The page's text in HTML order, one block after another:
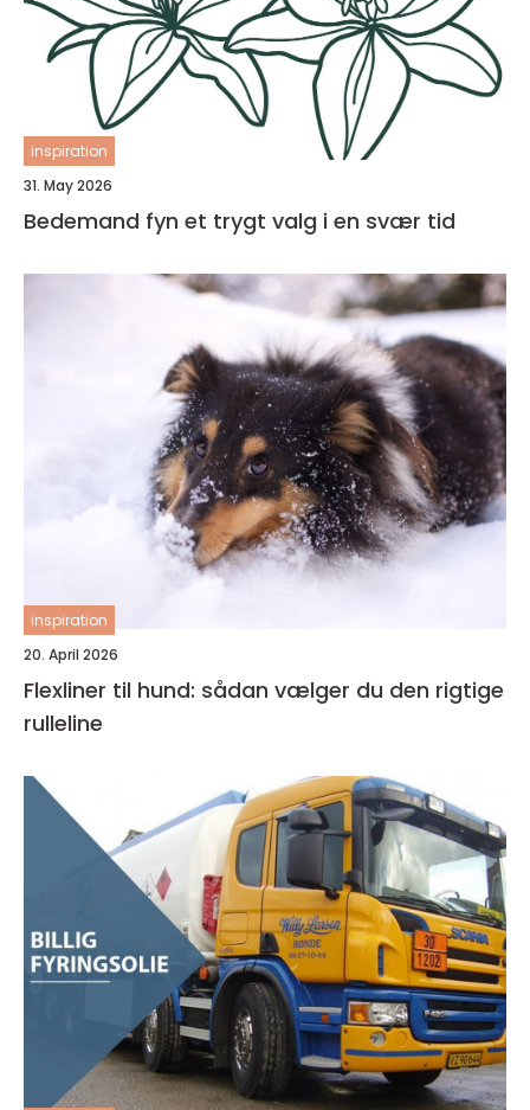
inspiration
31. May 2026
Bedemand fyn et trygt valg i en svær tid
inspiration
20. April 2026
Flexliner til hund: sådan vælger du den rigtige
rulleline